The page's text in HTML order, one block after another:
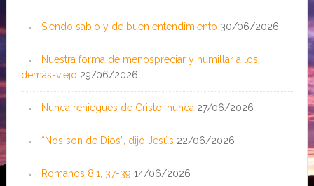
Siendo sabio y de buen entendimiento 30/06/2026
Nuestra forma de menospreciar y humillar a los
demás-viejo 29/06/2026
Nunca reniegues de Cristo, nunca 27/06/2026
“Nos son de Dios”, dijo Jesús 22/06/2026
Romanos 8:1, 37-39 14/06/2026